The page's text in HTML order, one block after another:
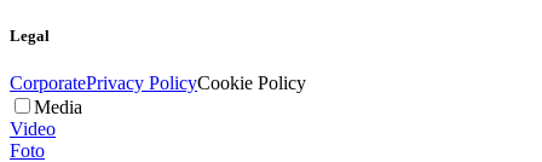
Legal
CorporatePrivacy PolicyCookie Policy
Media
Video
Foto